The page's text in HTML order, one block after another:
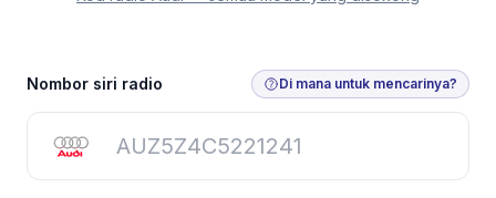
Dapatkan Kod Radio
Nombor siri radio Di mana untuk mencarinya?